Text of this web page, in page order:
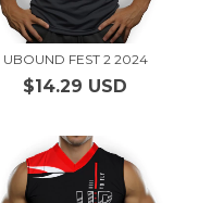
UBOUND FEST 2 2024
$14.29 USD